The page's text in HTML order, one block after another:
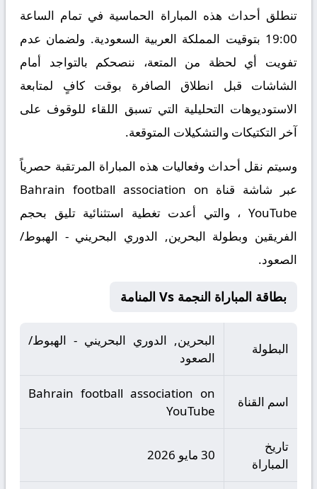
تنطلق أحداث هذه المباراة الحماسية في تمام الساعة
19:00 بتوقيت المملكة العربية السعودية. ولضمان عدم
تفويت أي لحظة من المتعة، ننصحكم بالتواجد أمام
الشاشات قبل انطلاق الصافرة بوقت كافٍ لمتابعة
الاستوديوهات التحليلية التي تسبق اللقاء للوقوف على
آخر التكتيكات والتشكيلات المتوقعة.
​وسيتم نقل أحداث وفعاليات هذه المباراة المرتقبة حصرياً
عبر شاشة قناة Bahrain football association on
YouTube ، والتي أعدت تغطية استثنائية تليق بحجم
الفريقين وبطولة البحرين, الدوري البحريني - الهبوط/
الصعود.
بطاقة المباراة النجمة Vs المنامة
البطولة
البحرين, الدوري البحريني - الهبوط/
الصعود
اسم القناة
Bahrain football association on
YouTube
تاريخ
المباراة
30 مايو 2026